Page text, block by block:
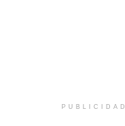
PUBLICIDAD